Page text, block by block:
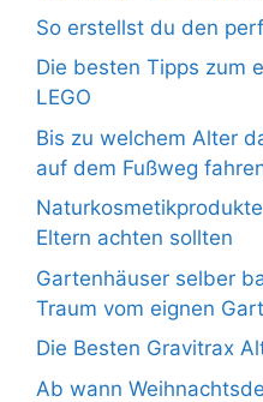
So erstellst du den
Die besten Tipps zum
LEGO
Bis zu welchem Alter
auf dem Fußweg
Eltern achten sollten
Gartenhäuser selber
Traum vom eignen
Die Besten Gravitrax
Ab wann